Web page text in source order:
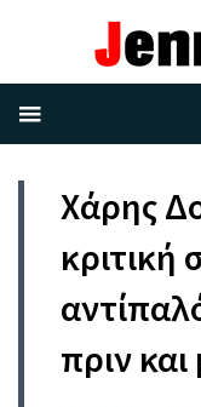
Χάρης
κριτική
πριν και